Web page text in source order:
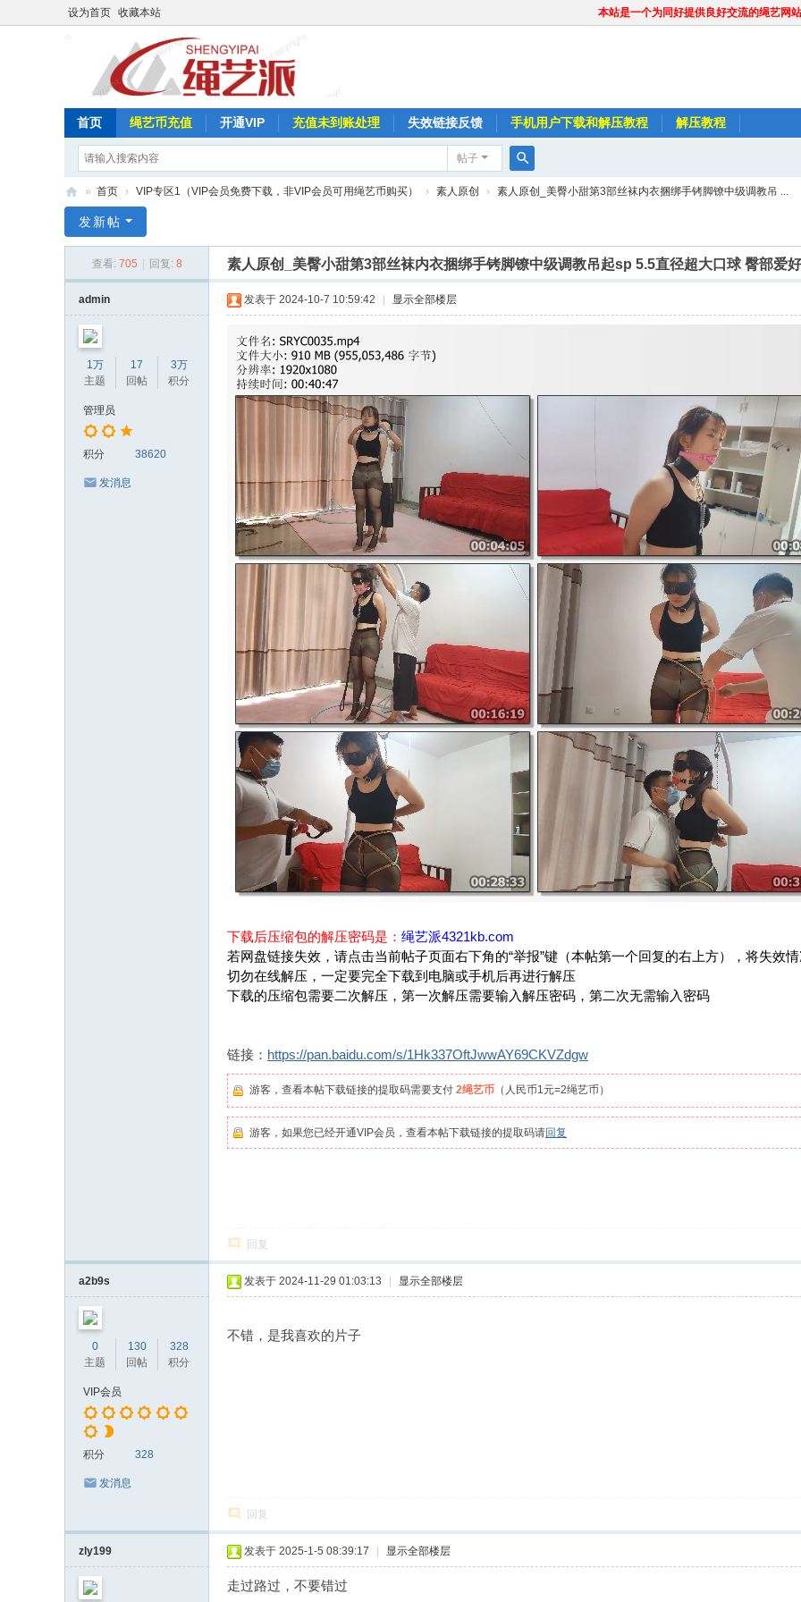
设为首页 收藏本站 本站是一个为同好提供良好交流的绳艺网
首页 绳艺币充值 开通VIP 充值未到账处理 失效链接反馈 手机用户下载和解压教程 解压教程
帖子
搜
艺
» 首页 › VIP专区1（VIP会员免费下载，非VIP会员可用绳艺币购买） › 素人原创 › 素人原创_美臀小甜第3部丝袜内衣捆绑手铐脚镣中级调教吊 ...
发新帖
查看: 705 回复: 8 素人原创_美臀小甜第3部丝袜内衣捆绑手铐脚镣中级调教吊起sp 5.5直径超大口球 臀部爱
admin
1万
主题
17
回帖
3万
积分
管理员
积分 38620
发消息
发表于 2024-10-7 10:59:42 显示全部楼层
下载后压缩包的解压密码是： 绳艺派4321kb.com
若网盘链接失效，请点击当前帖子页面右下角的“举报”键（本帖第一个回复的右上方），将失效
切勿在线解压，一定要完全下载到电脑或手机后再进行解压
下载的压缩包需要二次解压，第一次解压需要输入解压密码，第二次无需输入密码
链接： https://pan.baidu.com/s/1Hk337OftJwwAY69CKVZdgw
游客，查看本帖下载链接的提取码需要支付 2绳艺币 （人民币1元=2绳艺币）
游客，如果您已经开通VIP会员，查看本帖下载链接的提取码请回复
回复
a2b9s
0
主题
130
回帖
328
积分
VIP会员
积分 328
发消息
发表于 2024-11-29 01:03:13 显示全部楼层
不错，是我喜欢的片子
回复
zly199 发表于 2025-1-5 08:39:17 显示全部楼层
走过路过，不要错过